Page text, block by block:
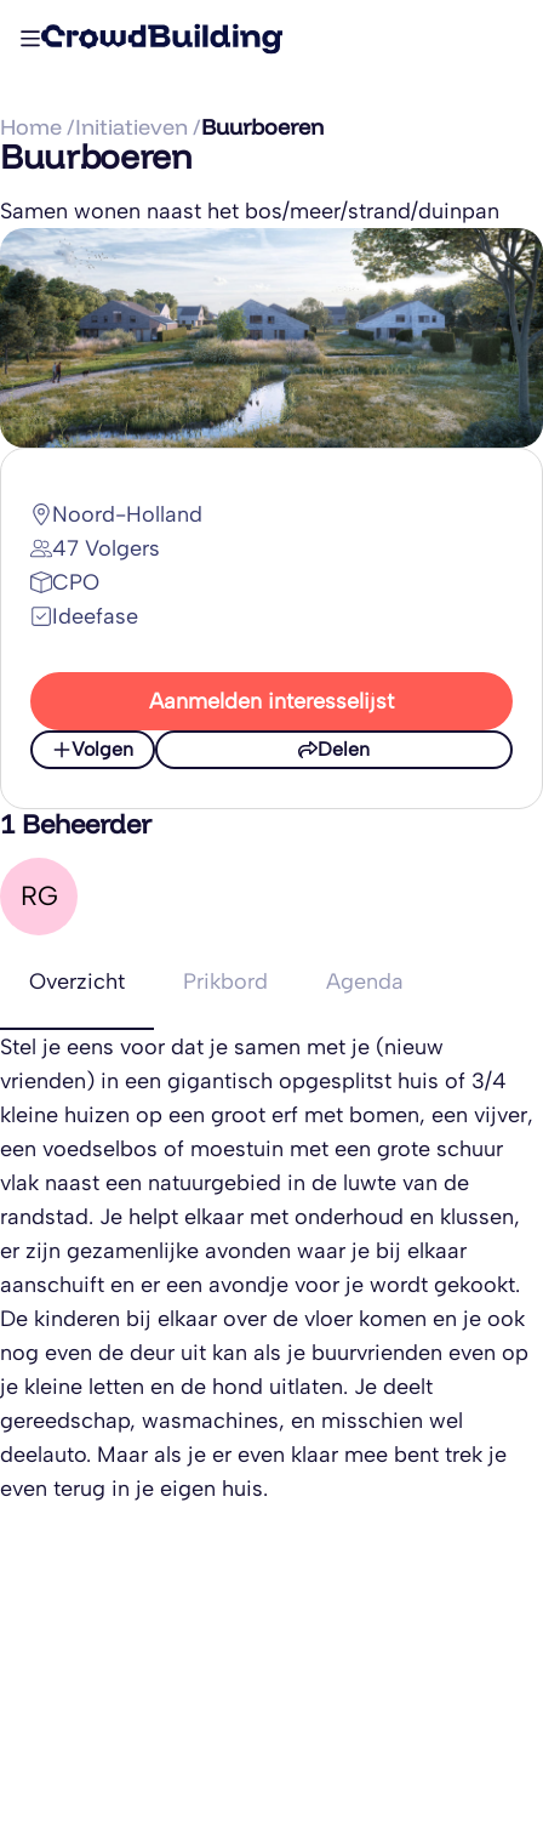
Home /Initiatieven /Buurboeren
Buurboeren
Samen wonen naast het bos/meer/strand/duinpan
Noord-Holland
47 Volgers
CPO
Ideefase
Aanmelden interesselijst
Volgen Delen
1 Beheerder
RG
Overzicht Prikbord Agenda
Stel je eens voor dat je samen met je (nieuw
vrienden) in een gigantisch opgesplitst huis of 3/4
kleine huizen op een groot erf met bomen, een vijver,
een voedselbos of moestuin met een grote schuur
vlak naast een natuurgebied in de luwte van de
randstad. Je helpt elkaar met onderhoud en klussen,
er zijn gezamenlijke avonden waar je bij elkaar
aanschuift en er een avondje voor je wordt gekookt.
De kinderen bij elkaar over de vloer komen en je ook
nog even de deur uit kan als je buurvrienden even op
je kleine letten en de hond uitlaten. Je deelt
gereedschap, wasmachines, en misschien wel
deelauto. Maar als je er even klaar mee bent trek je
even terug in je eigen huis.